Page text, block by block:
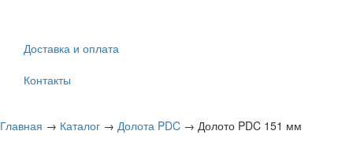
Доставка и оплата
Контакты
Главная → Каталог → Долота PDC → Долото PDC 151 мм